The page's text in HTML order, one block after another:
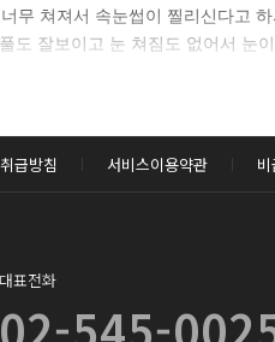
은
습니다.
쳐져서 속눈썹이 찔리신다고
잘보이고 눈 쳐짐도 없어서 눈
급방침 서비스이용약관
대표전화